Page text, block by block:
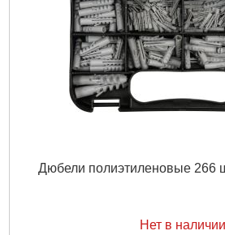
Дюбели полиэтиленовые 266
Нет в наличии